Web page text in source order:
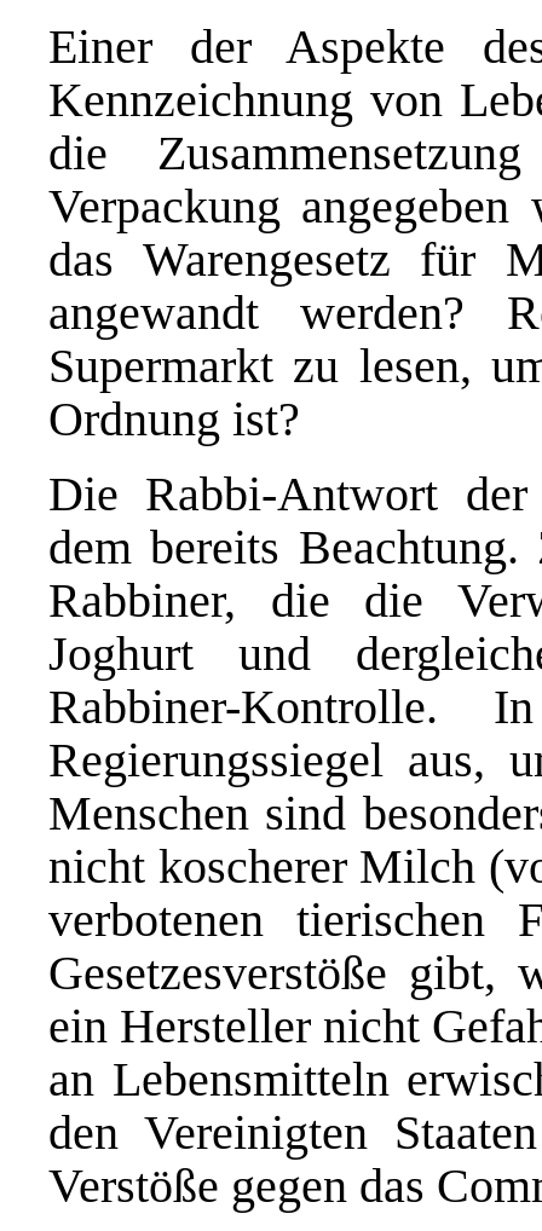
Einer der Aspekte
Kennzeichnung von
die
Verpackung
das Warengesetz für
angewandt werden?
Supermarkt zu lesen,
Ordnung ist?
Die Rabbi-Antwort der
dem bereits
Rabbiner, die die
Joghurt und
Rabbiner-
Regierungssiegel aus,
Menschen sind
nicht koscherer Milch
verbotenen tierischen
Gesetzesverstöße gibt,
ein Hersteller nicht
an Lebensmitteln
den Vereinigten
Verstöße gegen das